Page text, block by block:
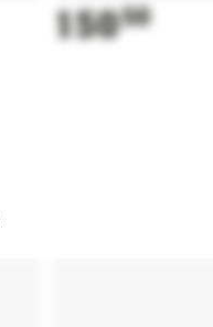
15050